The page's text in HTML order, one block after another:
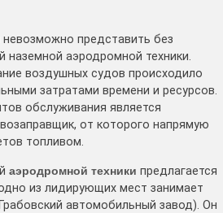
представить без
аэродромной техники.
воздушных судов происходило
затратами времени и ресурсов.
обслуживания является
от которого напрямую
топливом.
аэродромной техники предлагается
из лидирующих мест занимает
автомобильный завод). Он